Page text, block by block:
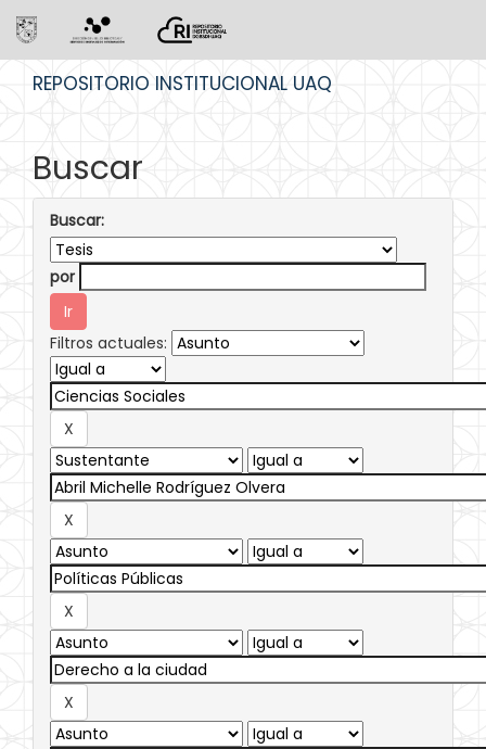
REPOSITORIO INSTITUCIONAL UAQ
Buscar
Buscar:
por
Filtros actuales: